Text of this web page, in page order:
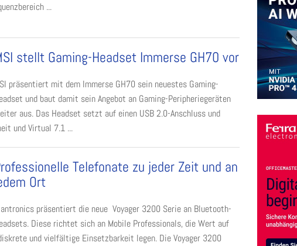
...
stellt Gaming-Headset Immerse GH70 vor
präsentiert mit dem Immerse GH70 sein neuestes Gaming-
und baut damit sein Angebot an Gaming-Peripheriegeräten
aus. Das Headset setzt auf einen USB 2.0-Anschluss und
und Virtual 7.1 ...
Telefonate zu jeder Zeit und an
Ort
präsentiert die neue Voyager 3200 Serie an Bluetooth-
Diese richtet sich an Mobile Professionals, die Wert auf
und vielfältige Einsetzbarkeit legen. Die Voyager 3200